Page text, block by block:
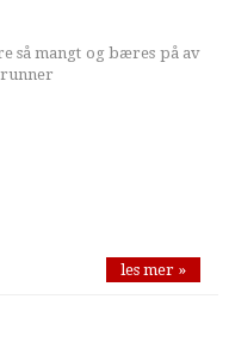
så mangt og bæres på av
les mer »